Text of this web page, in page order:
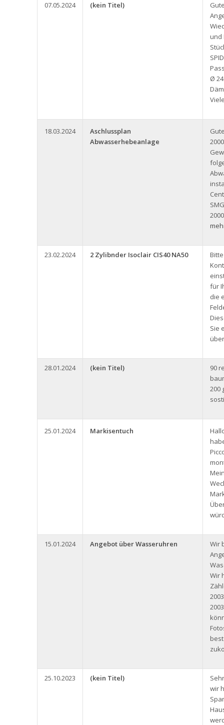
07.05.2024 (kein Titel)
und
Ø
18.03.2024
Aschlussplan
Abwasserhebeanlage
23.02.2024 2 Zylibnder Isoclair CIS40 NA50
für
die
Sie
28.01.2024 (kein Titel)
90
200
25.01.2024 Markisentuch
15.01.2024 Angebot über Wasseruhren
Wir
Wir
25.10.2023 (kein Titel)
wir